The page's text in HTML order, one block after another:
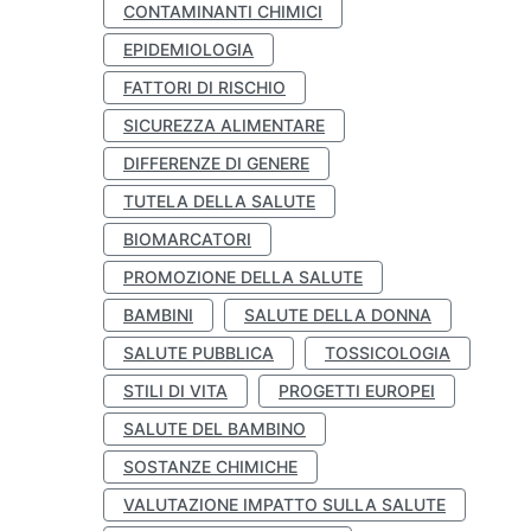
CONTAMINANTI CHIMICI
EPIDEMIOLOGIA
FATTORI DI RISCHIO
SICUREZZA ALIMENTARE
DIFFERENZE DI GENERE
TUTELA DELLA SALUTE
BIOMARCATORI
PROMOZIONE DELLA SALUTE
BAMBINI
SALUTE DELLA DONNA
SALUTE PUBBLICA
TOSSICOLOGIA
STILI DI VITA
PROGETTI EUROPEI
SALUTE DEL BAMBINO
SOSTANZE CHIMICHE
VALUTAZIONE IMPATTO SULLA SALUTE